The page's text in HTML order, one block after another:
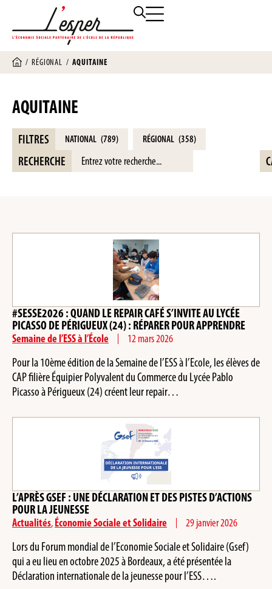
/RÉGIONAL /AQUITAINE
AQUITAINE
FILTRES NATIONAL (789) RÉGIONAL (358)
RECHERCHE
#SESSE2026 : QUAND LE REPAIR CAFÉ S’INVITE AU LYCÉE
PICASSO DE PÉRIGUEUX (24) : RÉPARER POUR APPRENDRE
Semaine de l’ESS à l’École 12 mars 2026
Pour la 10ème édition de la Semaine de l’ESS à l’Ecole, les élèves de
CAP filière Équipier Polyvalent du Commerce du Lycée Pablo
Picasso à Périgueux (24) créent leur repair…
L’APRÈS GSEF : UNE DÉCLARATION ET DES PISTES D’ACTIONS
POUR LA JEUNESSE
Actualités,Économie Sociale et Solidaire 29 janvier 2026
Lors du Forum mondial de l’Economie Sociale et Solidaire (Gsef)
qui a eu lieu en octobre 2025 à Bordeaux, a été présentée la
Déclaration internationale de la jeunesse pour l’ESS….